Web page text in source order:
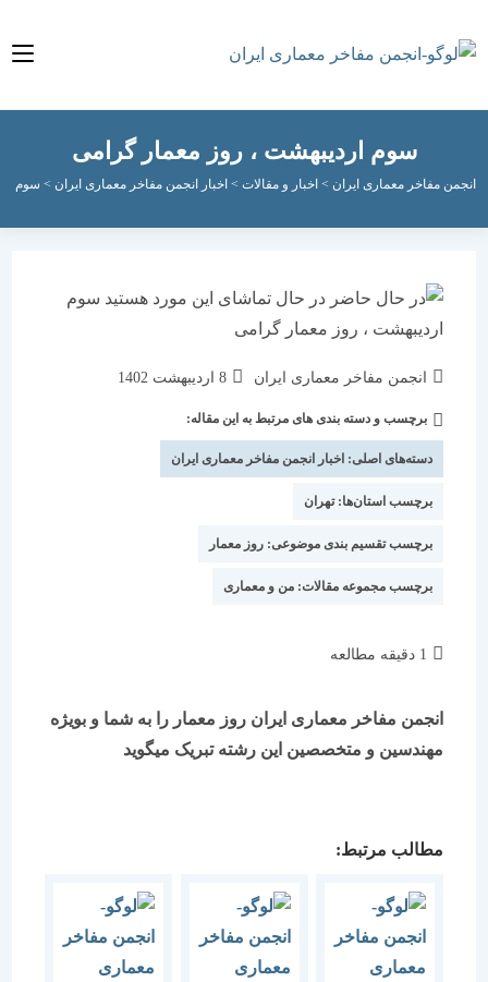
سوم اردیبهشت ، روز معمار گرامی
مفاخر معماری ایران > اخبار و مقالات>اخبار انجمن مفاخر معماری ایران > سوم
انجمن مفاخر معماری ایران
نوشته
شده
است:
8 اردیبهشت 1402
برچسب و دسته بندی های مرتبط به این مقاله:
دسته‌های اصلی:اخبار انجمن مفاخر معماری ایران
برچسب استان‌ها:تهران
برچسب تقسیم بندی موضوعی:روز معمار
برچسب مجموعه مقالات:من و معماری
انجمن مفاخر معماری ایران روز معمار را به شما و بویژه
مهندسین و متخصصین این رشته تبریک میگوید
مطالب مرتبط: